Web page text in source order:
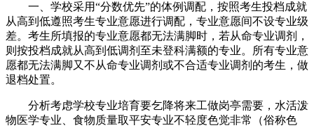
一、学校采用“分数优先”的体例调配，按照考生投档成就
从高到低遵照考生专业意愿进行调配，专业意愿间不设专业级
差。考生所填报的专业意愿都无法满脚时，若从命专业调剂，
则按投档成就从高到低调剂至未登科满额的专业。所有专业意
愿都无法满脚又不从命专业调剂或不合适专业调剂的考生，做
退档处置。
分析考虑学校专业培育要乞降将来工做岗亭需要，水活泼
物医学专业、食物质量取平安专业不轻度色觉非常（俗称色